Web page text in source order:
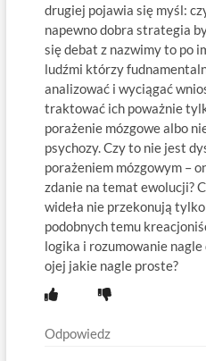
drugiej pojawia się myśl:
napewno dobra strategia
się debat z nazwimy to po
ludźmi którzy
analizować i wyciągać
traktować ich poważnie
porażenie mózgowe albo
psychozy. Czy to nie jest
porażeniem mózgowym –
zdanie na temat ewolucji?
wideła nie przekonują
podobnych temu
logika i rozumowanie
ojej jakie nagle proste?
Odpowiedz